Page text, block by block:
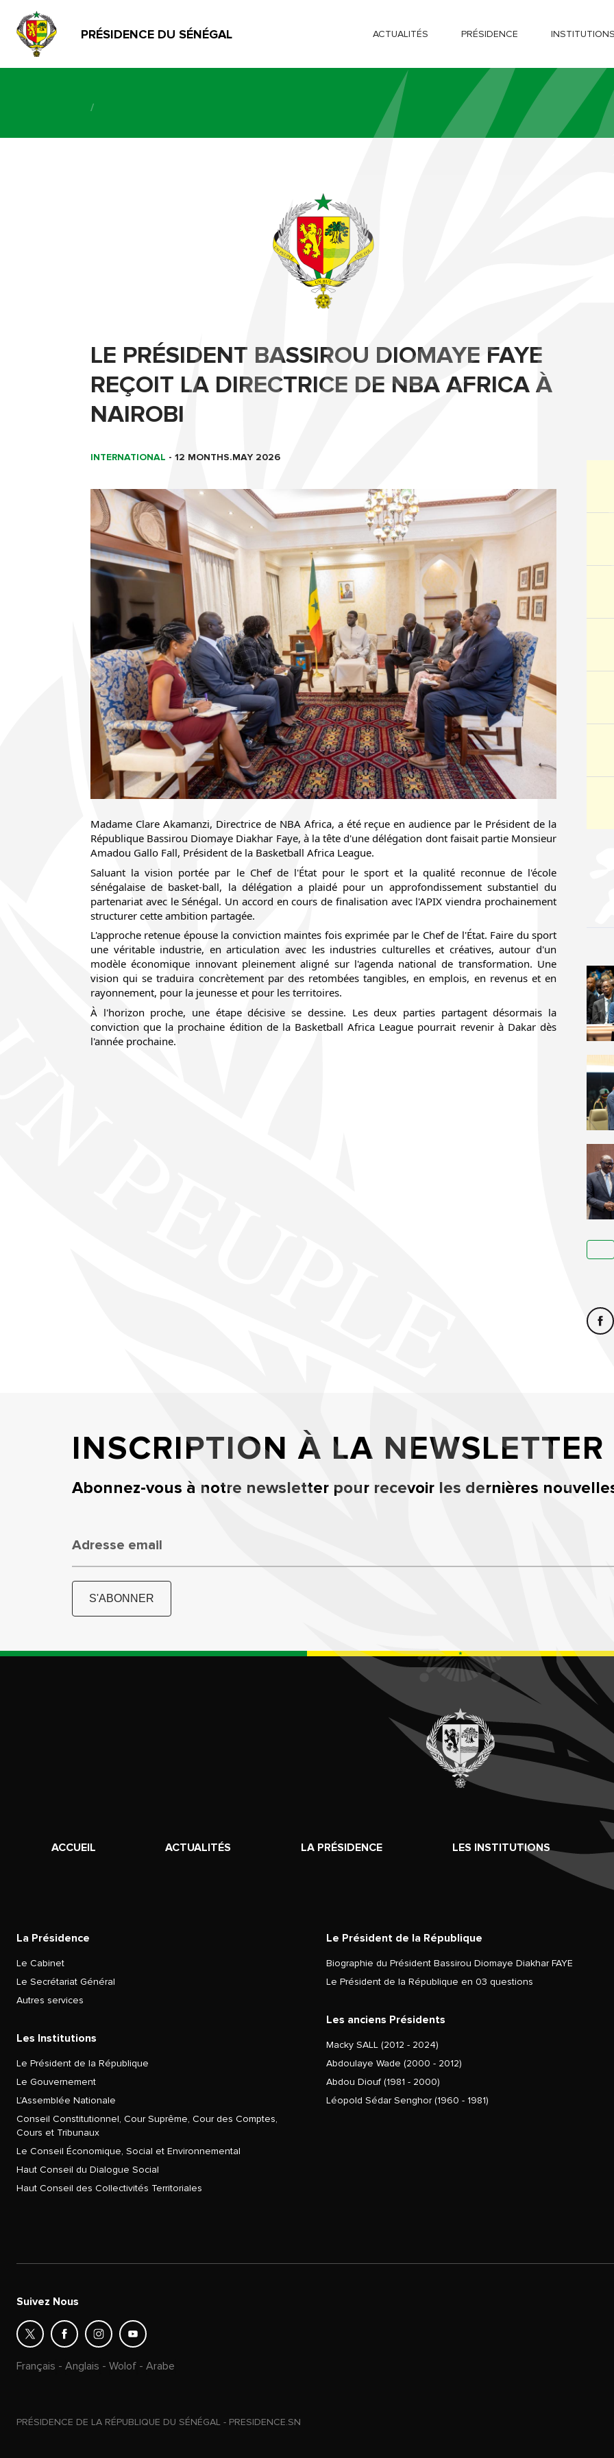
PRÉSIDENCE DU SÉNÉGAL ACTUALITÉS PRÉSIDENCE
/
LE PRÉSIDENT BASSIROU DIOMAYE FAYE
REÇOIT LA DIRECTRICE DE NBA AFRICA À
NAIROBI
INTERNATIONAL - 12 MONTHS.MAY 2026
Madame Clare Akamanzi, Directrice de NBA Africa, a été reçue en audience par le Président de la
République Bassirou Diomaye Diakhar Faye, à la tête d'une délégation dont faisait partie Monsieur
Amadou Gallo Fall, Président de la Basketball Africa League.
Saluant la vision portée par le Chef de l'État pour le sport et la qualité reconnue de l'école
sénégalaise de basket-ball, la délégation a plaidé pour un approfondissement substantiel du
partenariat avec le Sénégal. Un accord en cours de finalisation avec l'APIX viendra prochainement
structurer cette ambition partagée.
L'approche retenue épouse la conviction maintes fois exprimée par le Chef de l'État. Faire du sport
une véritable industrie, en articulation avec les industries culturelles et créatives, autour d'un
modèle économique innovant pleinement aligné sur l'agenda national de transformation. Une
vision qui se traduira concrètement par des retombées tangibles, en emplois, en revenus et en
rayonnement, pour la jeunesse et pour les territoires.
À l'horizon proche, une étape décisive se dessine. Les deux parties partagent désormais la
conviction que la prochaine édition de la Basketball Africa League pourrait revenir à Dakar dès
l'année prochaine.
INSCRIPTION À LA NEWSLETTER
Abonnez-vous à notre newsletter pour recevoir les dernières
Adresse email
S'ABONNER
ACCUEIL ACTUALITÉS LA PRÉSIDENCE LES INSTITUTIONS
La Présidence
Le Cabinet
Le Secrétariat Général
Autres services
Les Institutions
Le Président de la République
Le Gouvernement
L’Assemblée Nationale
Conseil Constitutionnel, Cour Suprême, Cour des Comptes,
Cours et Tribunaux
Le Conseil Économique, Social et Environnemental
Haut Conseil du Dialogue Social
Haut Conseil des Collectivités Territoriales
Le Président de la République
Biographie du Président Bassirou Diomaye Diakhar FAYE
Le Président de la République en 03 questions
Les anciens Présidents
Macky SALL (2012 - 2024)
Abdoulaye Wade (2000 - 2012)
Abdou Diouf (1981 - 2000)
Léopold Sédar Senghor (1960 - 1981)
Suivez Nous
Français - Anglais - Wolof - Arabe
PRÉSIDENCE DE LA RÉPUBLIQUE DU SÉNÉGAL - PRESIDENCE.SN